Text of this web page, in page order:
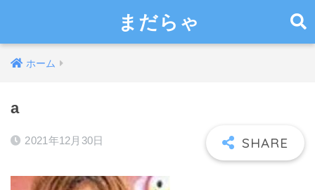
まだらゃ
ホーム
a
2021年12月30日